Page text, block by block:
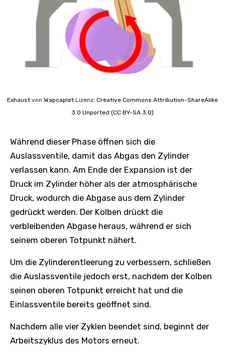
Exhaust von Wapcaplet Lizenz: Creative Commons Attribution-ShareAlike
3.0 Unported (CC BY-SA 3.0)
Während dieser Phase öffnen sich die
Auslassventile, damit das Abgas den Zylinder
verlassen kann. Am Ende der Expansion ist der
Druck im Zylinder höher als der atmosphärische
Druck, wodurch die Abgase aus dem Zylinder
gedrückt werden. Der Kolben drückt die
verbleibenden Abgase heraus, während er sich
seinem oberen Totpunkt nähert.
Um die Zylinderentleerung zu verbessern, schließen
die Auslassventile jedoch erst, nachdem der Kolben
seinen oberen Totpunkt erreicht hat und die
Einlassventile bereits geöffnet sind.
Nachdem alle vier Zyklen beendet sind, beginnt der
Arbeitszyklus des Motors erneut.